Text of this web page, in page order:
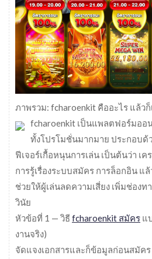
ภาพรวม: fcharoenkit คืออะไร แล้ว
fcharoenkit เป็นแพลตฟอร์มออ
ทั้งโปรโมชั่นมากมาย ประกอบด้
ฟีเจอร์เกื้อหนุนการเล่น เป็นต้นว่า เ
การรู้เรื่องระบบสมัคร การล็อกอิน
ช่วยให้ผู้เล่นลดความเสี่ยง เพิ่มช่องท
วินัย
หัวข้อที่ 1 — วิธี fcharoenkit สมัคร แ
งานจริง)
จัดแจงเอกสารและก็ข้อมูลก่อนสมัคร